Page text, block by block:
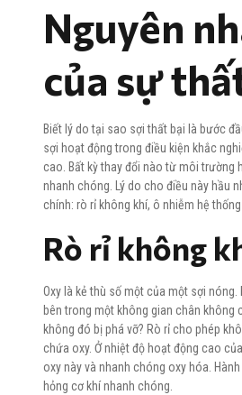
Nguyên
của sự
Biết lý do tại sao sợi thất bại là bước
sợi hoạt động trong điều kiện khắc
cao. Bất kỳ thay đổi nào từ môi trường
nhanh chóng. Lý do cho điều này hầu
chính: rò rỉ không khí, ô nhiễm hệ
Rò rỉ không
Oxy là kẻ thù số một của một sợi
bên trong một không gian chân không
không đó bị phá vỡ? Rò rỉ cho phép
chứa oxy. Ở nhiệt độ hoạt động cao
oxy này và nhanh chóng oxy hóa.
hỏng cơ khí nhanh chóng.